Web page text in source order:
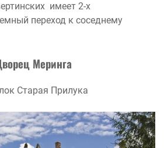
имеет 2-х
переход к соседнему
Меринга
Старая Прилука